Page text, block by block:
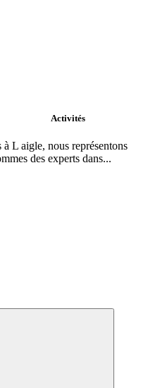
Activités
L aigle, nous représentons
des experts dans...